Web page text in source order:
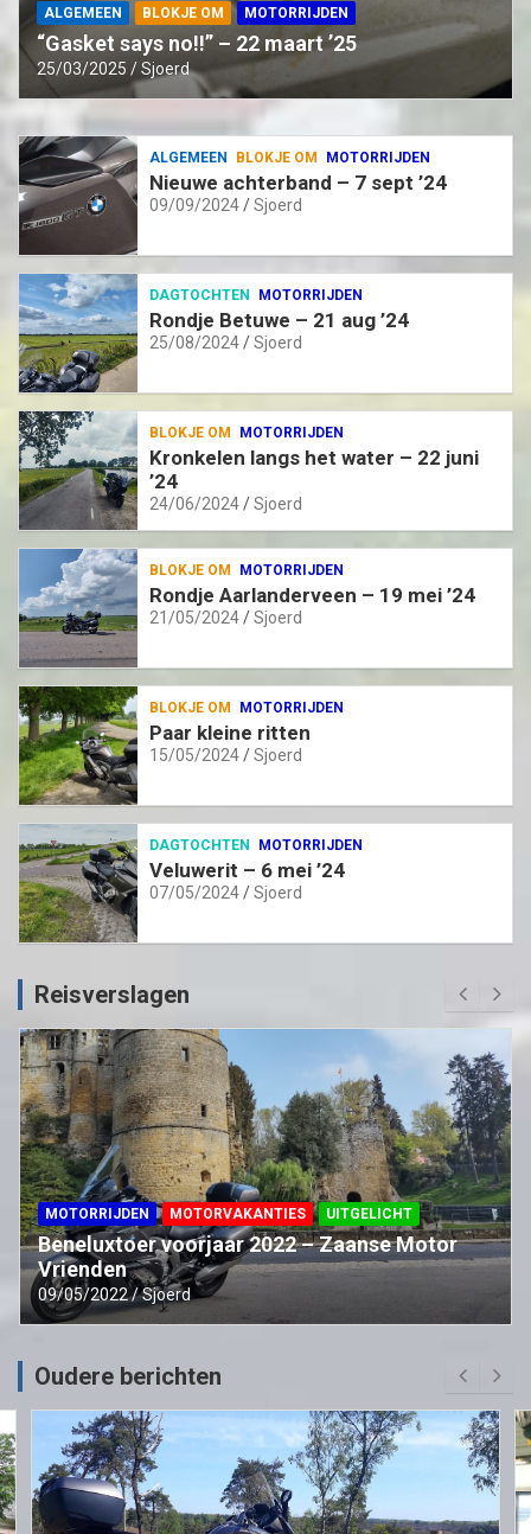
ALGEMEEN BLOKJE OM MOTORRIJDEN
“Gasket says no!!” – 22 maart ’25
25/03/2025 Sjoerd
ALGEMEEN BLOKJE OM MOTORRIJDEN
Nieuwe achterband – 7 sept ’24
09/09/2024 Sjoerd
DAGTOCHTEN MOTORRIJDEN
Rondje Betuwe – 21 aug ’24
25/08/2024 Sjoerd
BLOKJE OM MOTORRIJDEN
Kronkelen langs het water – 22 juni
’24
24/06/2024 Sjoerd
BLOKJE OM MOTORRIJDEN
Rondje Aarlanderveen – 19 mei ’24
21/05/2024 Sjoerd
BLOKJE OM MOTORRIJDEN
Paar kleine ritten
15/05/2024 Sjoerd
DAGTOCHTEN MOTORRIJDEN
Veluwerit – 6 mei ’24
07/05/2024 Sjoerd
Reisverslagen
MOTORRIJDEN MOTORVAKANTIES UITGELICHT
Beneluxtoer voorjaar 2022 – Zaanse Motor
Vrienden
09/05/2022 Sjoerd
Oudere berichten